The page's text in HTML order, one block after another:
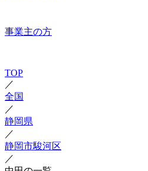
事業主の方
TOP
／
全国
／
静岡県
／
静岡市駿河区
／